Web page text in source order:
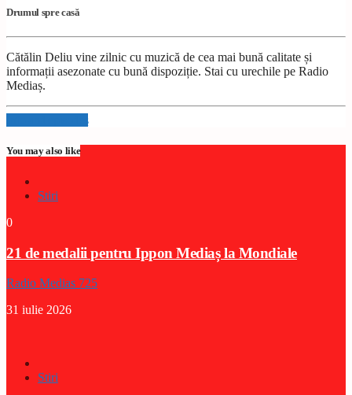
Drumul spre casă
Cătălin Deliu vine zilnic cu muzică de cea mai bună calitate și
informații asezonate cu bună dispoziție. Stai cu urechile pe Radio
Mediaș.
Info and episodes
You may also like
Stiri
0
21 de medalii pentru Ippon Mediaș la Mondiale
Radio Medias 725
31 iulie 2026
Stiri